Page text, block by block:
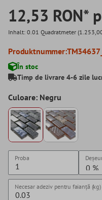
12,53 RON*
Inhalt: 0.01 Quadratmeter
Produktnummer:
În stoc
Timp de livrare 4-6 zile
Culoare: Negru
Proba
Necesar adeziv pentru faianță (kg)